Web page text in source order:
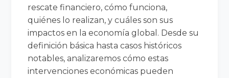
rescate financiero, cómo funciona,
quiénes lo realizan, y cuáles son sus
impactos en la economía global. Desde su
definición básica hasta casos históricos
notables, analizaremos cómo estas
intervenciones económicas pueden